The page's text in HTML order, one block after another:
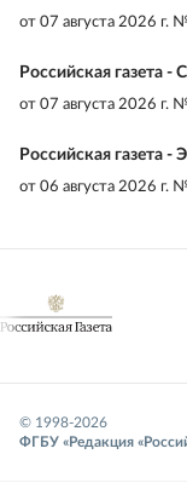
от 07 августа 2026 г.
Российская газета -
от 07 августа 2026 г.
Российская газета
от 06 августа 2026 г.
© 1998-2026
ФГБУ «Редакция